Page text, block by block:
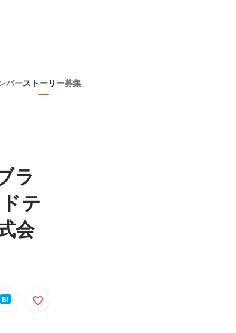
バーストーリー募集
ラ
テ
会